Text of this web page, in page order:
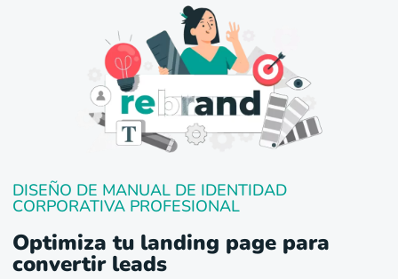
DISEÑO DE MANUAL DE IDENTIDAD
CORPORATIVA PROFESIONAL
Optimiza tu landing page para
convertir leads